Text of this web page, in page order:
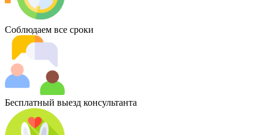
Соблюдаем все сроки
Бесплатный выезд консультанта